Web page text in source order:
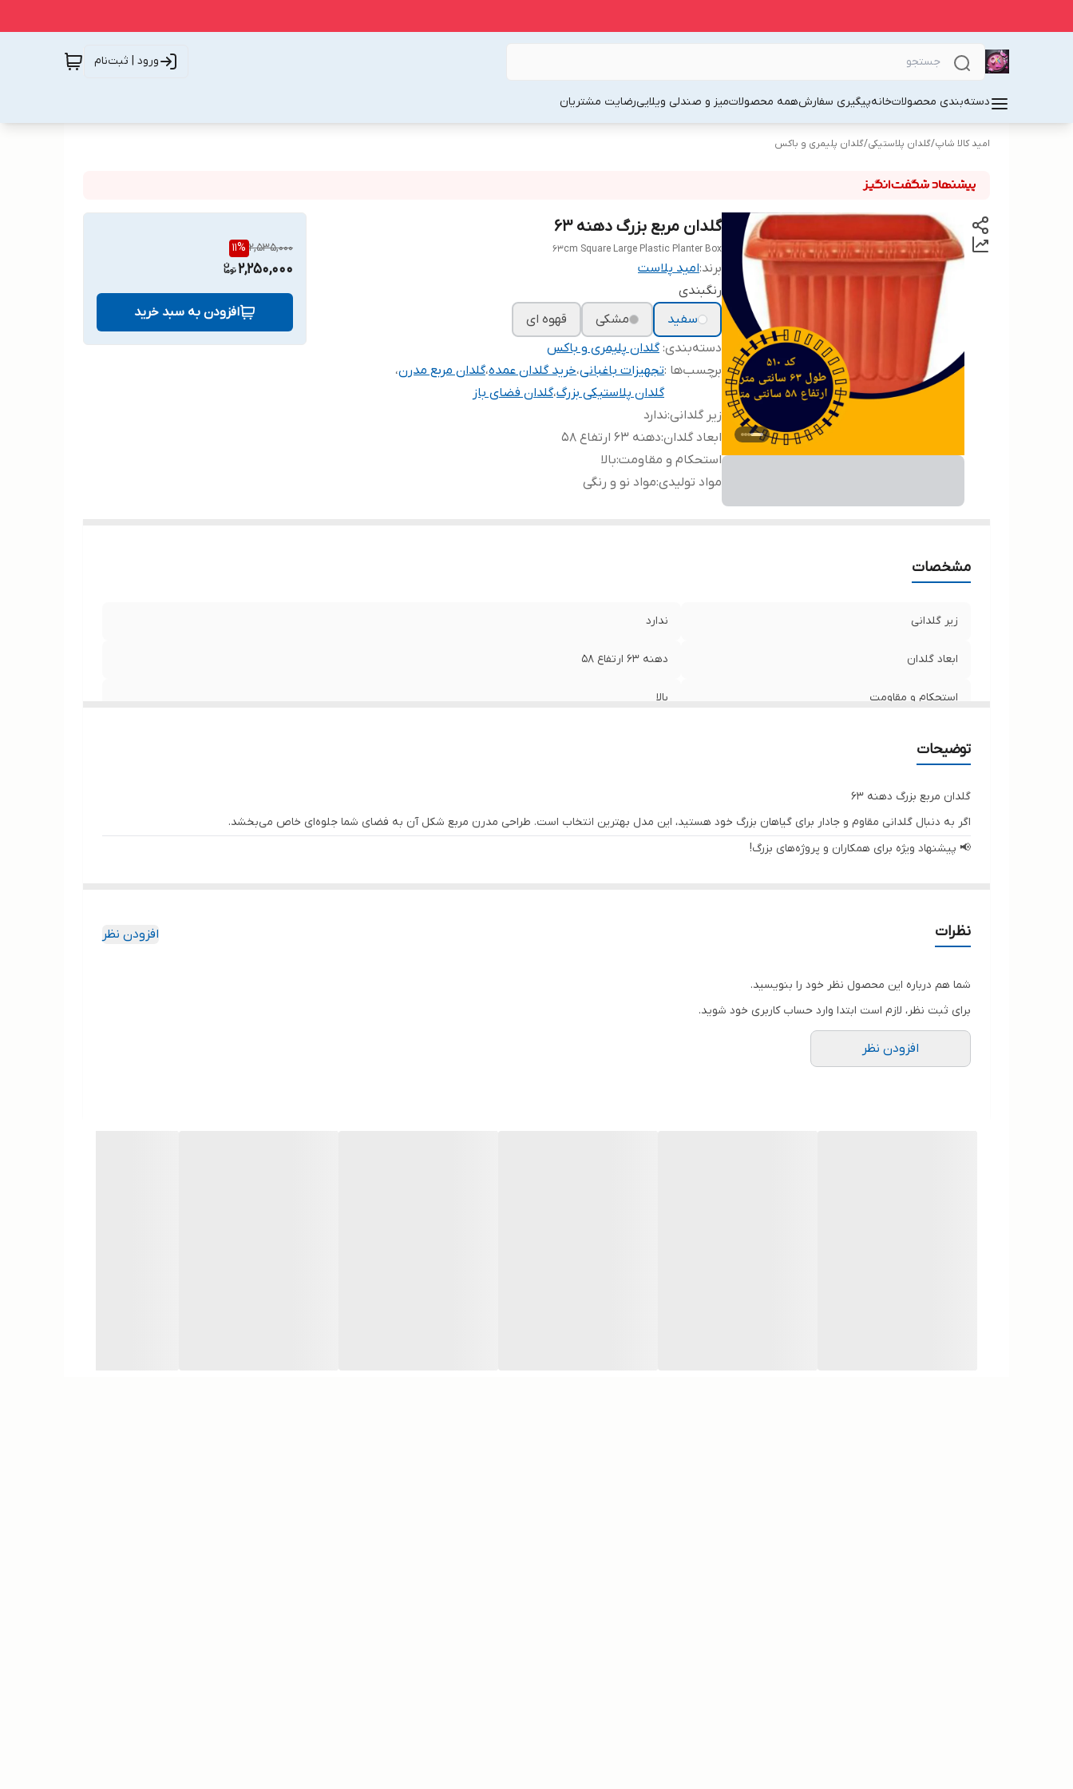
ورود | ثبت‌نام
دسته‌بندی محصولاتخانهپیگیری سفارشهمه محصولاتمیز و صندلی ویلاییرضایت مشتریان
امید کالا شاپ/گلدان پلاستیکی/گلدان پلیمری و باکس
گلدان مربع بزرگ دهنه ۶۳
63cm Square Large Plastic Planter Box
برند:امید پلاست
رنگبندی
سفید
مشکی
قهوه ای
دسته‌بندی:گلدان پلیمری و باکس
برچسب‌ها :تجهیزات باغبانی،خرید گلدان عمده،گلدان مربع مدرن،
گلدان پلاستیکی بزرگ،گلدان فضای باز
زیر گلدانی:ندارد
ابعاد گلدان:دهنه ۶۳ ارتفاع ۵۸
استحکام و مقاومت:بالا
مواد تولیدی:مواد نو و رنگی
2,535,000
11%
2,250,000
افزودن به سبد خرید
مشخصات
زیر گلدانی ندارد
ابعاد گلدان دهنه ۶۳ ارتفاع ۵۸
استحکام و مقاومت بالا
توضیحات
گلدان مربع بزرگ دهنه ۶۳
اگر به دنبال گلدانی مقاوم و جادار برای گیاهان بزرگ خود هستید، این مدل بهترین انتخاب است. طراحی مدرن مربع شکل آن به فضای شما جلوه‌ای خاص می‌بخشد.
📢 پیشنهاد ویژه برای همکاران و پروژه‌های بزرگ!
دریافت
✨خرید هوشمندانه، سود بیشتر!
نظرات افزودن نظر
شما هم درباره این محصول نظر خود را بنویسید.
برای ثبت نظر، لازم است ابتدا وارد حساب کاربری خود شوید.
افزودن نظر